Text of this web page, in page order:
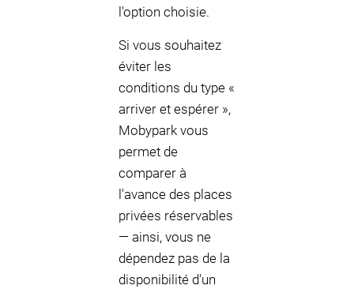
l'option choisie.
Si vous souhaitez
éviter les
conditions du type «
arriver et espérer »,
Mobypark vous
permet de
comparer à
l'avance des places
privées réservables
— ainsi, vous ne
dépendez pas de la
disponibilité d'un